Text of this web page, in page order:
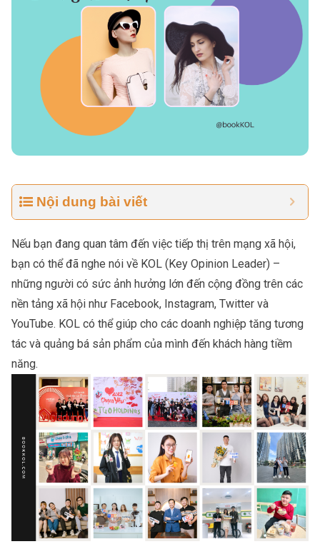
Nội dung bài viết
Nếu bạn đang quan tâm đến việc tiếp thị trên mạng xã hội,
bạn có thể đã nghe nói về KOL (Key Opinion Leader) –
những người có sức ảnh hưởng lớn đến cộng đồng trên các
nền tảng xã hội như Facebook, Instagram, Twitter và
YouTube. KOL có thể giúp cho các doanh nghiệp tăng tương
tác và quảng bá sản phẩm của mình đến khách hàng tiềm
năng.